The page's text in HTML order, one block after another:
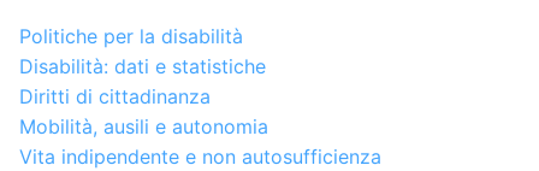
Politiche per la disabilità
Disabilità: dati e statistiche
Diritti di cittadinanza
Mobilità, ausili e autonomia
Vita indipendente e non autosufficienza